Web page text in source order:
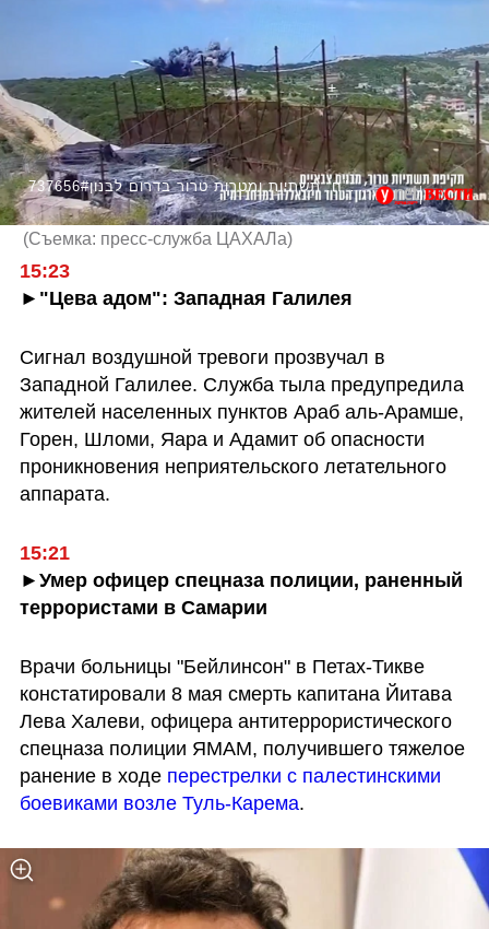
737656#תיעוד רחפן: מטוסי קרב תוקפים מחסני אמל"ח, תשתיות ומטרות טרור בדרום לבנון
(Съемка: пресс-служба ЦАХАЛа)
15:23
►"Цева адом": Западная Галилея
Сигнал воздушной тревоги прозвучал в
Западной Галилее. Служба тыла предупредила
жителей населенных пунктов Араб аль-Арамше,
Горен, Шломи, Яара и Адамит об опасности
проникновения неприятельского летательного
аппарата.
15:21
►Умер офицер спецназа полиции, раненный
террористами в Самарии
Врачи больницы "Бейлинсон" в Петах-Тикве
констатировали 8 мая смерть капитана Йитава
Лева Халеви, офицера антитеррористического
спецназа полиции ЯМАМ, получившего тяжелое
ранение в ходе перестрелки с палестинскими
боевиками возле Туль-Карема.